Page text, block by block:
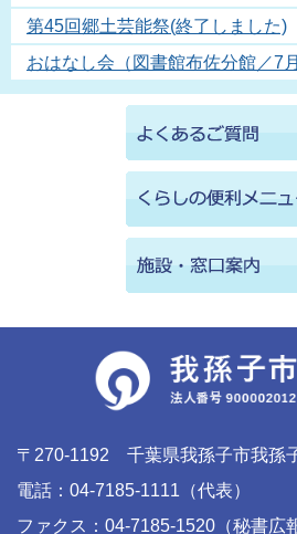
第45回郷土芸能祭(終了しました)
おはなし会（図書館布佐分館／7月
〒270-1192 千葉県我孫子市我孫
電話：04-7185-1111（代表）
ファクス：04-7185-1520（秘書広